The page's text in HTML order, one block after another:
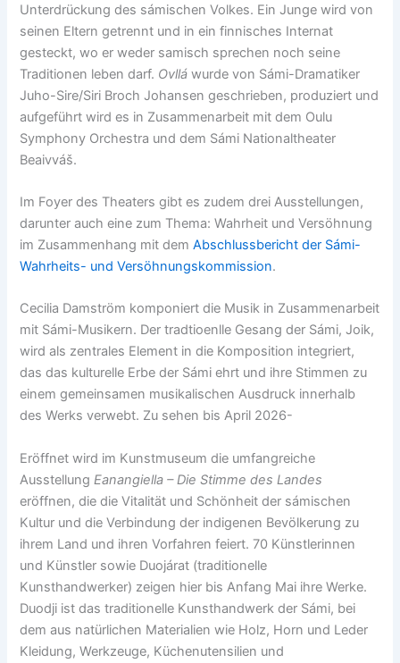
Unterdrückung des sámischen Volkes. Ein Junge wird von
seinen Eltern getrennt und in ein finnisches Internat
gesteckt, wo er weder samisch sprechen noch seine
Traditionen leben darf. Ovllá wurde von Sámi-Dramatiker
Juho-Sire/Siri Broch Johansen geschrieben, produziert und
aufgeführt wird es in Zusammenarbeit mit dem Oulu
Symphony Orchestra und dem Sámi Nationaltheater
Beaivváš.
Im Foyer des Theaters gibt es zudem drei Ausstellungen,
darunter auch eine zum Thema: Wahrheit und Versöhnung
im Zusammenhang mit demAbschlussbericht der Sámi-
Wahrheits- und Versöhnungskommission.
Cecilia Damström komponiert die Musik in Zusammenarbeit
mit Sámi-Musikern. Der tradtioenlle Gesang der Sámi, Joik,
wird als zentrales Element in die Komposition integriert,
das das kulturelle Erbe der Sámi ehrt und ihre Stimmen zu
einem gemeinsamen musikalischen Ausdruck innerhalb
des Werks verwebt. Zu sehen bis April 2026-
Eröffnet wird im Kunstmuseum die umfangreiche
AusstellungEanangiella – Die Stimme des Landes
eröffnen, die die Vitalität und Schönheit der sámischen
Kultur und die Verbindung der indigenen Bevölkerung zu
ihrem Land und ihren Vorfahren feiert. 70 Künstlerinnen
und Künstler sowie Duojárat (traditionelle
Kunsthandwerker) zeigen hier bis Anfang Mai ihre Werke.
Duodji ist das traditionelle Kunsthandwerk der Sámi, bei
dem aus natürlichen Materialien wie Holz, Horn und Leder
Kleidung, Werkzeuge, Küchenutensilien und